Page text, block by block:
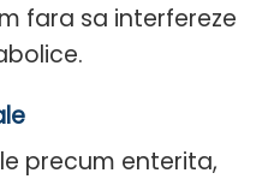
fara sa interfereze
precum enterita,